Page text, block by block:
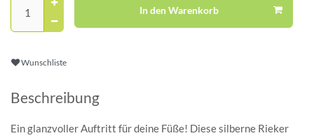
In den Warenkorb
Wunschliste
Beschreibung
Ein glanzvoller Auftritt für deine Füße! Diese silberne Rieker